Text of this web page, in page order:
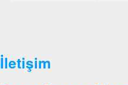
İletişim